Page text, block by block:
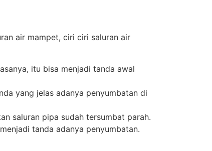
air mampet, ciri ciri saluran air
itu bisa menjadi tanda awal
yang jelas adanya penyumbatan di
saluran pipa sudah tersumbat parah.
tanda adanya penyumbatan.